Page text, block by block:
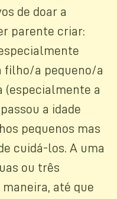
de doar a
parente criar:
filho/a pequeno/a
(especialmente a
a idade
pequenos mas
cuidá-los. A uma
ou três
até que